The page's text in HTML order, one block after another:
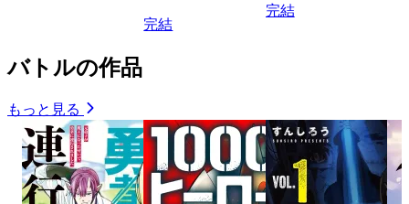
完結
完結
バトルの作品
もっと見る